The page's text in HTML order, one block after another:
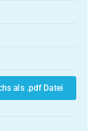
als .pdf Datei